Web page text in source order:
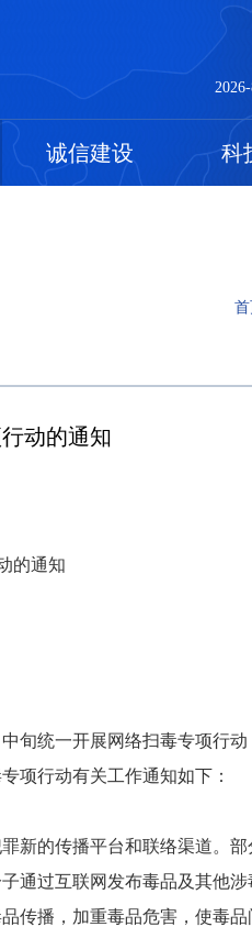
诚信建设 科
首
动的通知
的通知
旬统一开展网络扫毒专项行动
项行动有关工作通知如下：
新的传播平台和联络渠道。部
通过互联网发布毒品及其他涉
传播，加重毒品危害，使毒品